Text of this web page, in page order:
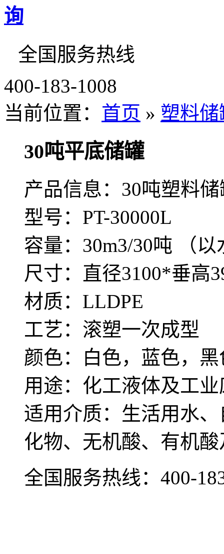
全国服务热线
400-183-1008
当前位置： 首页 » 塑料储
30吨平底储罐
产品信息：30吨塑料
型号：PT-30000L
容量：30m3/30吨 （
尺寸：直径3100*垂高
材质：LLDPE
工艺：滚塑一次成型
颜色：白色，蓝色，
用途：化工液体及工
适用介质：生活用水
化物、无机酸、有机
全国服务热线： 400-